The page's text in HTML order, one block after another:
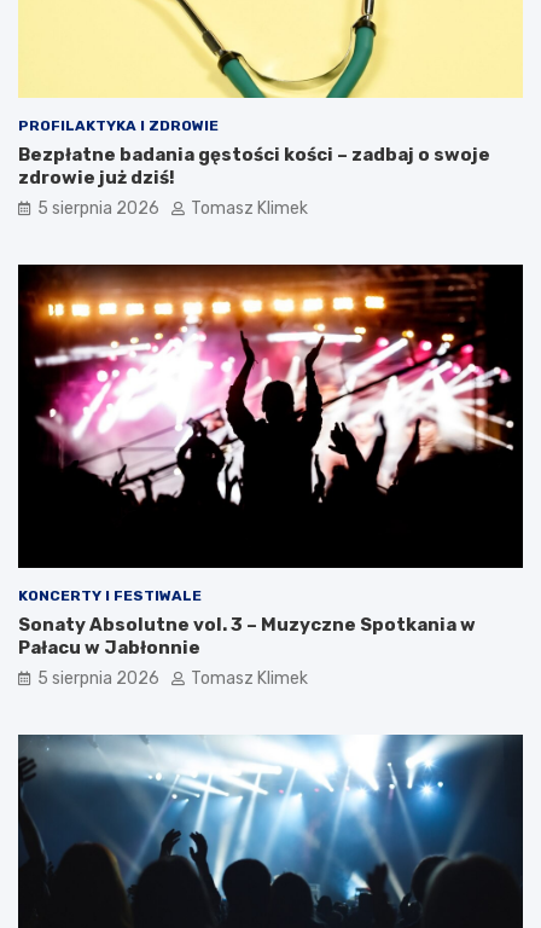
PROFILAKTYKA I ZDROWIE
Bezpłatne badania gęstości kości – zadbaj o swoje
zdrowie już dziś!
5 sierpnia 2026 Tomasz Klimek
KONCERTY I FESTIWALE
Sonaty Absolutne vol. 3 – Muzyczne Spotkania w
Pałacu w Jabłonnie
5 sierpnia 2026 Tomasz Klimek